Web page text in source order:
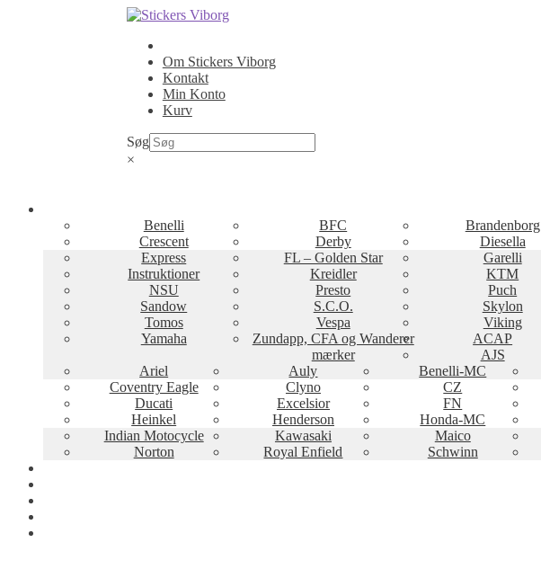
Spring
navigation
Spring
indhold
Om Stickers Viborg
Kontakt
Min Konto
Kurv
Søg
×
Benelli
BFC Brandenborg
Crescent
Derby Diesella
Express
FL – Golden Star Garelli
Instruktioner
Kreidler KTM
NSU
Presto Puch
Sandow
S.C.O. Skylon
Tomos
Vespa Viking
Yamaha
Zundapp, CFA og Wanderer
mærker
ACAP
AJS
Ariel
Auly Benelli-MC
Coventry Eagle
Clyno CZ
Ducati
Excelsior FN
Heinkel
Henderson Honda-MC
Indian Motocycle
Kawasaki Maico
Norton
Royal Enfield Schwinn